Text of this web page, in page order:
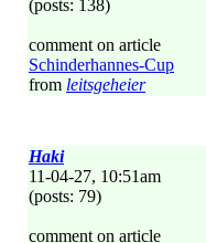
(posts: 138)
comment on article
Schinderhannes-Cup
from leitsgeheier
Haki
11-04-27, 10:51am
(posts: 79)
comment on article